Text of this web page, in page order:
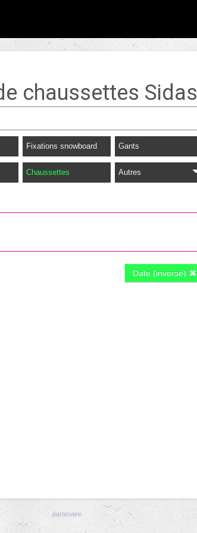
chaussettes Sidas
Fixations snowboard Gants
Chaussettes Autres
Date (inversé)